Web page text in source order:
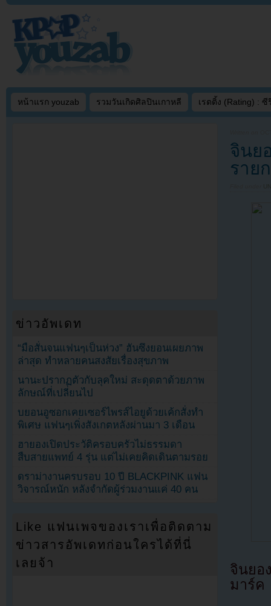
หน้าแรก youzab รวมวันเกิดศิลปินเกาหลี เรตติ้ง (Rating) : ซี
จินย
ราย
จินยอ
มาร์ค
ข่าวอัพเดท
“มือสั่นจนแฟนๆเป็นห่วง” ฮันซึงยอนเผยภาพ
ล่าสุด ทำหลายคนสงสัยเรื่องสุขภาพ
นานะปรากฏตัวกับลุคใหม่ สะดุดตาด้วยภาพ
ลักษณ์ที่เปลี่ยนไป
บยอนอูซอกเคยเซอร์ไพรส์ไอยูด้วยเค้กสั่งทำ
พิเศษ แฟนๆเพิ่งสังเกตหลังผ่านมา 3 เดือน
ฮายองเปิดประวัติครอบครัวไม่ธรรมดา
สืบสายแพทย์ 4 รุ่น แต่ไม่เคยคิดเดินตามรอย
ดราม่างานครบรอบ 10 ปี BLACKPINK แฟน
วิจารณ์หนัก หลังจำกัดผู้ร่วมงานแค่ 40 คน
Like แฟนเพจของเราเพื่อติดตาม
ข่าวสารอัพเดทก่อนใครได้ที่นี่
เลยจ้า